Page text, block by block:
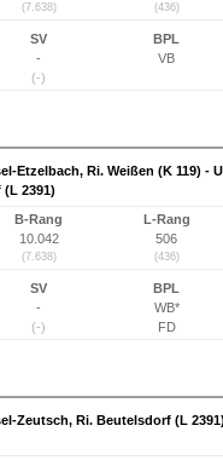
(7.638) (436)
SV
-
(-)
BPL
VB
Etzelbach, Ri. Weißen (K 119) -
2391)
B-Rang
10.042
(7.638)
L-Rang
506
(436)
SV
-
(-)
BPL
WB*
FD
Zeutsch, Ri. Beutelsdorf (L